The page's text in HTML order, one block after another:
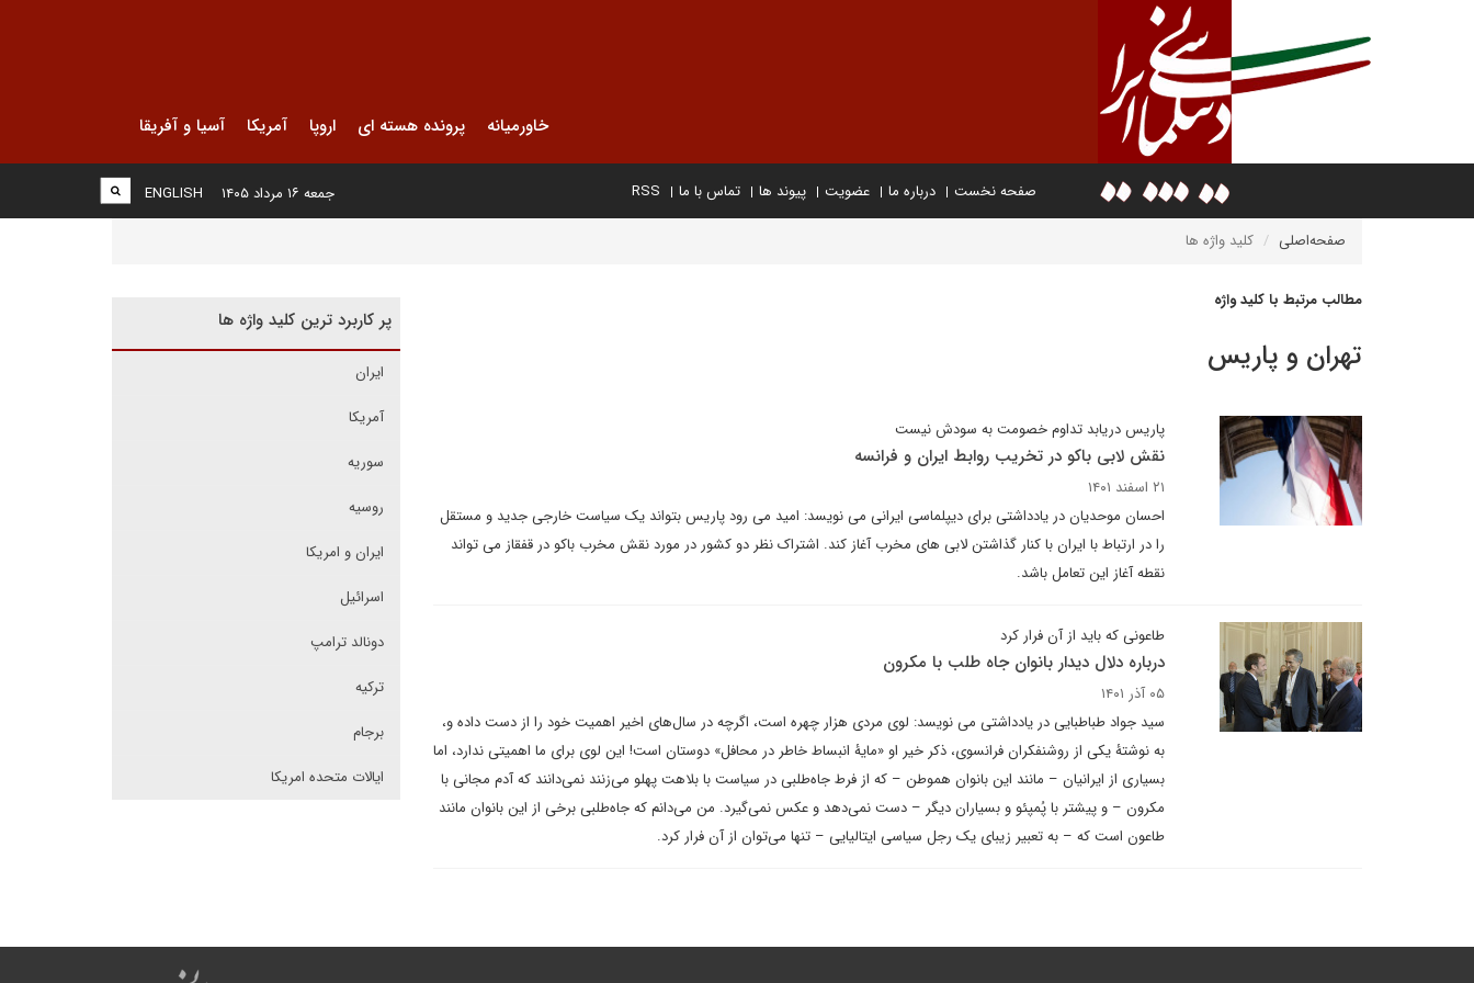
خاورمیانه پرونده هسته ای اروپا آمریکا آسیا و آفریقا
صفحه نخست درباره ما عضویت پیوند ها تماس با ما RSS
ENGLISH جمعه ۱۶ مرداد ۱۴۰۵
صفحه‌اصلی کلید واژه ها
مطالب مرتبط با کلید واژه
تهران و پاریس
پاریس دریابد تداوم خصومت به سودش نیست
نقش لابی باکو در تخریب روابط ایران و فرانسه
۲۱ اسفند ۱۴۰۱
احسان موحدیان در یادداشتی برای دیپلماسی ایرانی می نویسد: امید می رود پاریس بتواند یک سیاست خارجی جدید و مستقل
را در ارتباط با ایران با کنار گذاشتن لابی های مخرب آغاز کند. اشتراک نظر دو کشور در مورد نقش مخرب باکو در قفقاز می تواند
نقطه آغاز این تعامل باشد.
طاعونی که باید از آن فرار کرد
درباره دلال دیدار بانوان جاه طلب با مکرون
۰۵ آذر ۱۴۰۱
سید جواد طباطبایی در یادداشتی می نویسد: لوی مردی هزار چهره است، اگرچه در سال‌های اخیر اهمیت خود را از دست داده و،
به نوشتۀ یکی از روشنفکران فرانسوی، ذکر خیر او «مایۀ انبساط خاطر در محافل» دوستان است! این لوی برای ما اهمیتی ندارد، اما
بسیاری از ایرانیان – مانند این بانوان هموطن – که از فرط جاه‌طلبی در سیاست با بلاهت پهلو می‌زنند نمی‌دانند که آدم مجانی با
مکرون – و پیشتر با پُمپئو و بسیاران دیگر – دست نمی‌دهد و عکس نمی‌گیرد. من می‌دانم که جاه‌طلبی برخی از این بانوان مانند
طاعون است که – به تعبیر زیبای یک رجل سیاسی ایتالیایی – تنها می‌توان از آن فرار کرد.
پر کاربرد ترین کلید واژه ها
ایران
آمریکا
سوریه
روسیه
ایران و امریکا
اسرائیل
دونالد ترامپ
ترکیه
برجام
ایالات متحده امریکا